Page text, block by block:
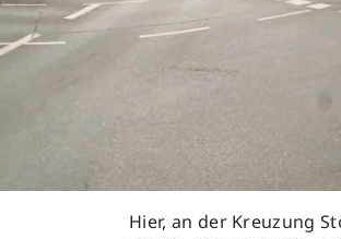
Hier, an der Kreuzung